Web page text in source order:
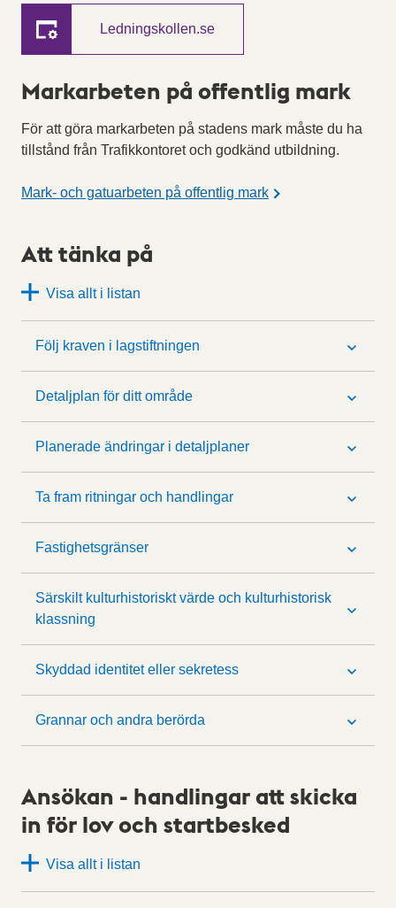
Ledningskollen.se
Markarbeten på offentlig mark
För att göra markarbeten på stadens mark måste du ha
tillstånd från Trafikkontoret och godkänd utbildning.
Mark- och gatuarbeten på offentlig mark
Att tänka på
Visa allt i listan
Följ kraven i lagstiftningen
Detaljplan för ditt område
Planerade ändringar i detaljplaner
Ta fram ritningar och handlingar
Fastighetsgränser
Särskilt kulturhistoriskt värde och kulturhistorisk
klassning
Skyddad identitet eller sekretess
Grannar och andra berörda
Ansökan - handlingar att skicka
in för lov och startbesked
Visa allt i listan